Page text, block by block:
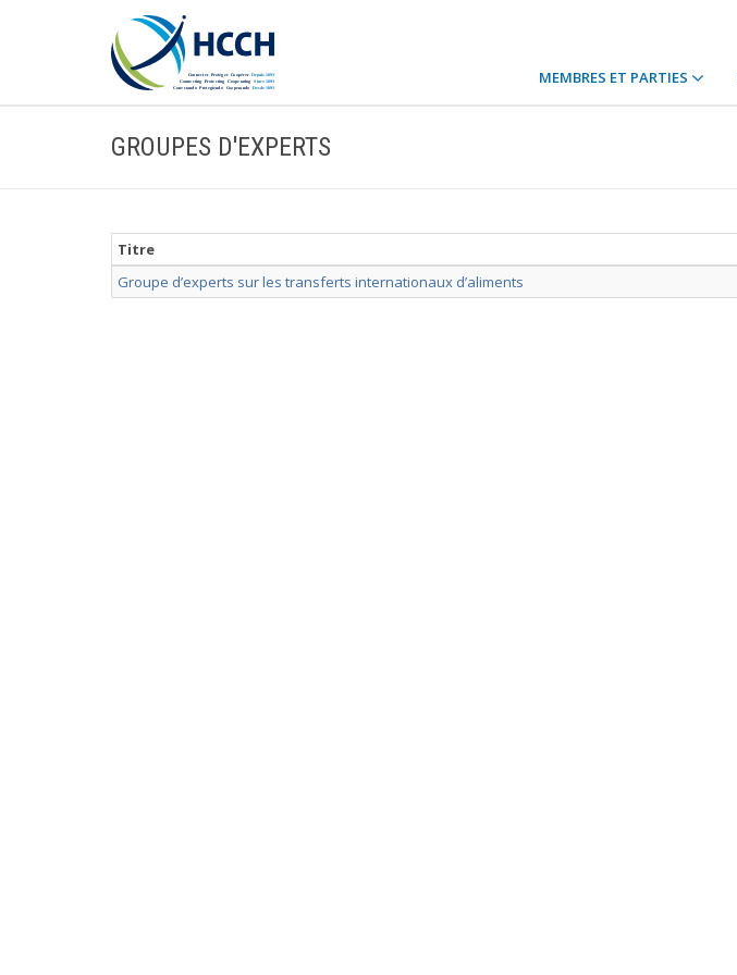
MEMBRES ET PARTIES
GROUPES D'EXPERTS
Titre
Groupe d’experts sur les transferts internationaux d’aliments